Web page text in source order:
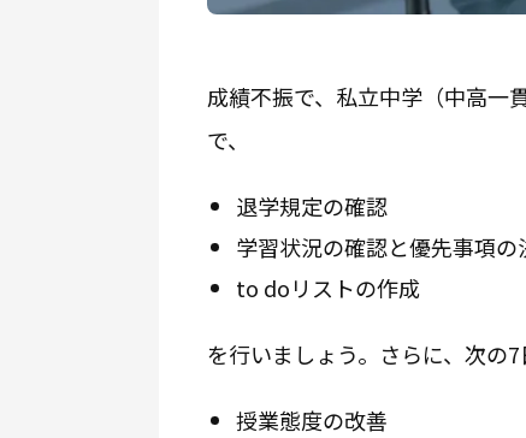
成績不振で、私立中学（中高一
で、
退学規定の確認
学習状況の確認と優先事項の
to doリストの作成
を行いましょう。さらに、次の7
授業態度の改善